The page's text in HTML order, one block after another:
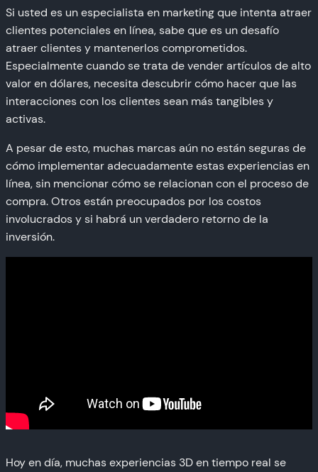
Si usted es un especialista en marketing que intenta atraer
clientes potenciales en línea, sabe que es un desafío
atraer clientes y mantenerlos comprometidos.
Especialmente cuando se trata de vender artículos de alto
valor en dólares, necesita descubrir cómo hacer que las
interacciones con los clientes sean más tangibles y
activas.
A pesar de esto, muchas marcas aún no están seguras de
cómo implementar adecuadamente estas experiencias en
línea, sin mencionar cómo se relacionan con el proceso de
compra. Otros están preocupados por los costos
involucrados y si habrá un verdadero retorno de la
inversión.
Hoy en día, muchas experiencias 3D en tiempo real se